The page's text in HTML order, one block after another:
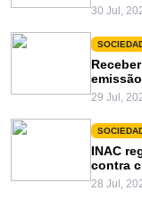
30 Jul,
29 Jul,
INAC
contra
28 Jul,